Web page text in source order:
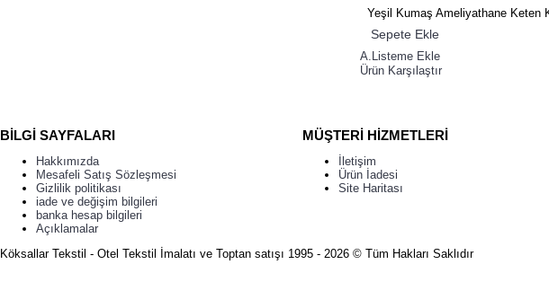
Yeşil Kumaş Ameliyathane Keten
Sepete Ekle
A.Listeme Ekle
Ürün Karşılaştır
BİLGİ SAYFALARI
Hakkımızda
Mesafeli Satış Sözleşmesi
Gizlilik politikası
iade ve değişim bilgileri
banka hesap bilgileri
Açıklamalar
MÜŞTERİ HİZMETLERİ
İletişim
Ürün İadesi
Site Haritası
Köksallar Tekstil - Otel Tekstil İmalatı ve Toptan satışı 1995 - 2026 © Tüm Hakları Saklıdır